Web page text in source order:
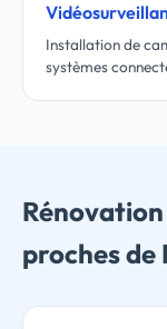
Installation de
systèmes
proches de